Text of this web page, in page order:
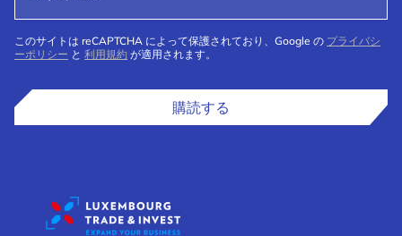
このサイトは reCAPTCHA によって保護されており、Google の プライバシ
ーポリシー と 利用規約 が適用されます。
購読する